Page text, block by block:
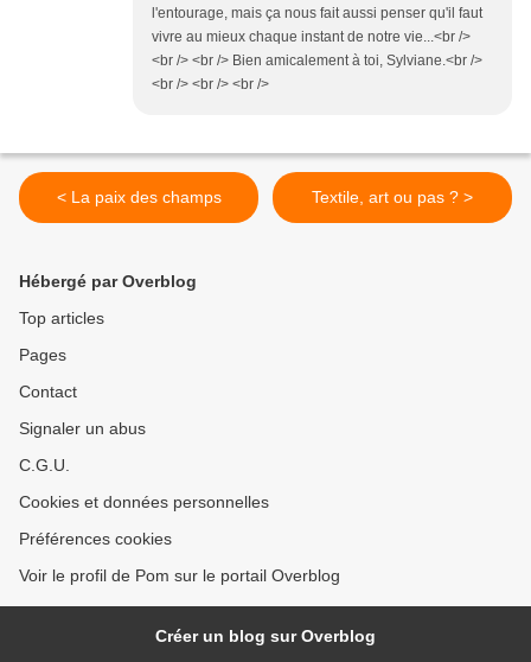
l'entourage, mais ça nous fait aussi penser qu'il faut
vivre au mieux chaque instant de notre vie...<br />
<br /> <br /> Bien amicalement à toi, Sylviane.<br />
<br /> <br /> <br />
< La paix des champs Textile, art ou pas ? >
Hébergé par Overblog
Top articles
Pages
Contact
Signaler un abus
C.G.U.
Cookies et données personnelles
Préférences cookies
Voir le profil de Pom sur le portail Overblog
Créer un blog sur Overblog